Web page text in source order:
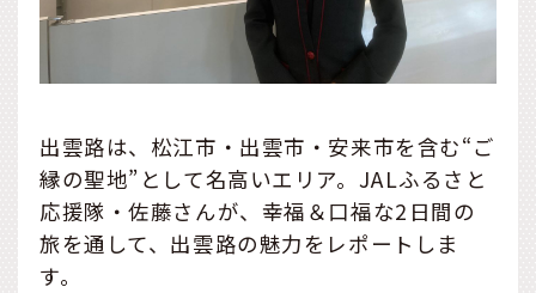
出雲路は、松江市・出雲市・安来市を含む“ご
縁の聖地”として名高いエリア。JALふるさと
応援隊・佐藤さんが、幸福＆口福な2日間の
旅を通して、出雲路の魅力をレポートしま
す。